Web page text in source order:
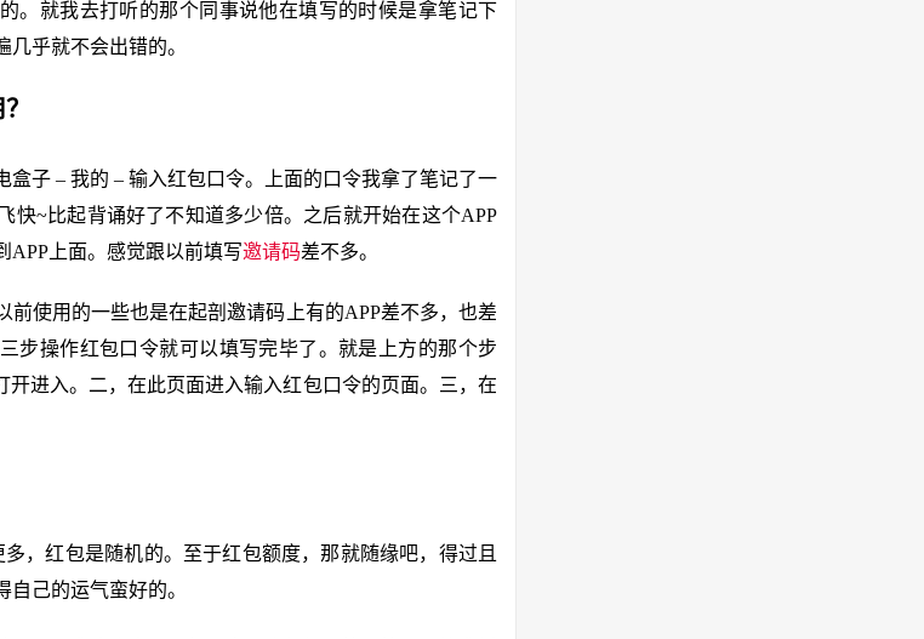
。就我去打听的那个同事说他在填写的时候是拿笔记下
乎就不会出错的。
盒子 – 我的 – 输入红包口令。上面的口令我拿了笔记了一
快~比起背诵好了不知道多少倍。之后就开始在这个APP
APP上面。感觉跟以前填写邀请码差不多。
前使用的一些也是在起剖邀请码上有的APP差不多，也差
步操作红包口令就可以填写完毕了。就是上方的那个步
开进入。二，在此页面进入输入红包口令的页面。三，在
，红包是随机的。至于红包额度，那就随缘吧，得过且
己的运气蛮好的。